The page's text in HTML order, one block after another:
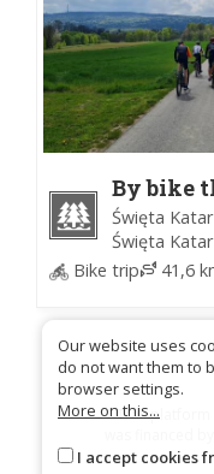
By bike
the
National
(Time
Święta
Święta
Bike trip
41,6
Trail platform
Our website uses
do not want them to
browser settings.
More on this...
I accept cookies